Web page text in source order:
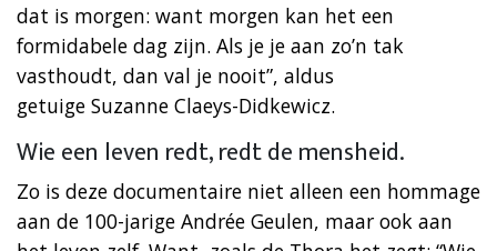
dat is morgen: want morgen kan het een
formidabele dag zijn. Als je je aan zo’n tak
vasthoudt, dan val je nooit”, aldus
getuige Suzanne Claeys-Didkewicz.
Wie een leven redt, redt de mensheid.
Zo is deze documentaire niet alleen een hommage
aan de 100-jarige Andrée Geulen, maar ook aan